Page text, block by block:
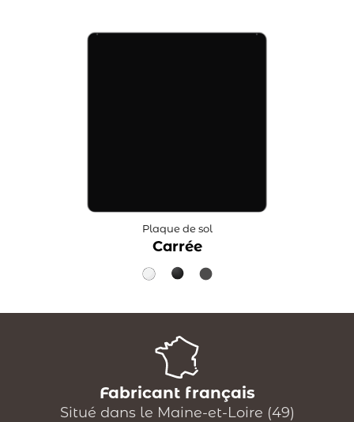
Plaque de sol
Carrée
Fabricant français
Situé dans le Maine-et-Loire (49)